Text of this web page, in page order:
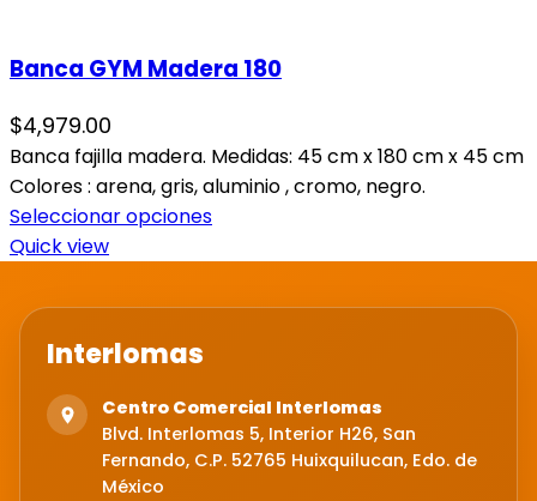
Banca GYM Madera 180
$4,979.00
Banca fajilla madera. Medidas: 45 cm x 180 cm x 45 cm
Colores : arena, gris, aluminio , cromo, negro.
Seleccionar opciones
Quick view
Interlomas
Centro Comercial Interlomas
Blvd. Interlomas 5, Interior H26, San
Fernando, C.P. 52765 Huixquilucan, Edo. de
México